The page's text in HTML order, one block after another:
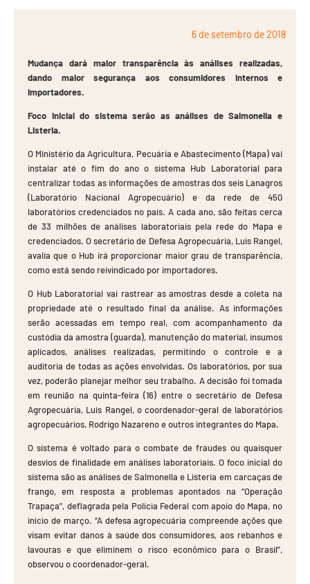
6 de setembro de 2018
Mudança dará maior transparência às análises realizadas,
dando maior segurança aos consumidores internos e
importadores.
Foco inicial do sistema serão as análises de Salmonella e
Listeria.
O Ministério da Agricultura, Pecuária e Abastecimento (Mapa) vai
instalar até o fim do ano o sistema Hub Laboratorial para
centralizar todas as informações de amostras dos seis Lanagros
(Laboratório Nacional Agropecuário) e da rede de 450
laboratórios credenciados no país. A cada ano, são feitas cerca
de 33 milhões de análises laboratoriais pela rede do Mapa e
credenciados. O secretário de Defesa Agropecuária, Luis Rangel,
avalia que o Hub irá proporcionar maior grau de transparência,
como está sendo reivindicado por importadores.
O Hub Laboratorial vai rastrear as amostras desde a coleta na
propriedade até o resultado final da análise. As informações
serão acessadas em tempo real, com acompanhamento da
custódia da amostra (guarda), manutenção do material, insumos
aplicados, análises realizadas, permitindo o controle e a
auditoria de todas as ações envolvidas. Os laboratórios, por sua
vez, poderão planejar melhor seu trabalho. A decisão foi tomada
em reunião na quinta-feira (16) entre o secretário de Defesa
Agropecuária, Luis Rangel, o coordenador-geral de laboratórios
agropecuários, Rodrigo Nazareno e outros integrantes do Mapa.
O sistema é voltado para o combate de fraudes ou quaisquer
desvios de finalidade em análises laboratoriais. O foco inicial do
sistema são as análises de Salmonella e Listeria em carcaças de
frango, em resposta a problemas apontados na “Operação
Trapaça”, deflagrada pela Polícia Federal com apoio do Mapa, no
início de março. “A defesa agropecuária compreende ações que
visam evitar danos à saúde dos consumidores, aos rebanhos e
lavouras e que eliminem o risco econômico para o Brasil”,
observou o coordenador-geral.